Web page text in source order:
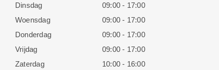
Dinsdag
09:00 - 17:00
Woensdag
09:00 - 17:00
Donderdag
09:00 - 17:00
Vrijdag
09:00 - 17:00
Zaterdag
10:00 - 16:00